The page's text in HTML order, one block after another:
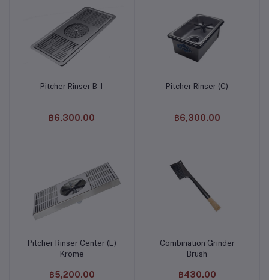
หยิบใส่ตะกร้า
Pitcher Rinser B-1
฿6,300.00
หยิบใส่ตะกร้า
Pitcher Rinser (C)
฿6,300.00
หยิบใส่ตะกร้า
Pitcher Rinser Center (E)
Krome
฿5,200.00
หยิบใส่ตะกร้า
Combination Grinder
Brush
฿430.00